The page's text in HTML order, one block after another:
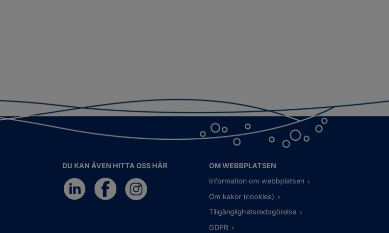
DU KAN ÄVEN HITTA OSS HÄR
OM WEBBPLATSEN
Information om webbplatsen
Om kakor (cookies)
Tillgänglighetsredogörelse
GDPR